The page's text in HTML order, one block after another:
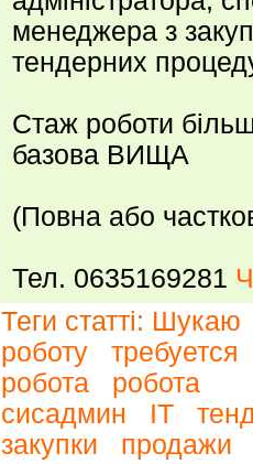
менеджера з
тендерних
Стаж роботи
базова ВИЩА
(Повна або
Тел. 0635169281
Теги статті: Шукаю
роботу
требуется
робота
робота
сисадмин
ІТ
закупки
продажи